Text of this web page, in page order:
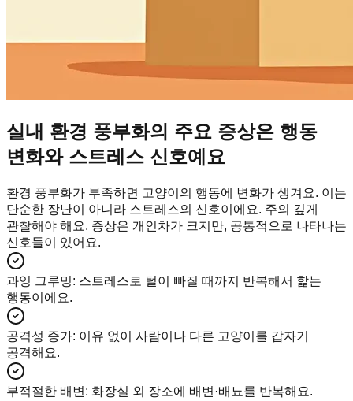
실내 환경 풍부화의 주요 증상은 행동
변화와 스트레스 신호예요
환경 풍부화가 부족하면 고양이의 행동에 변화가 생겨요. 이는
단순한 장난이 아니라 스트레스의 신호이에요. 주의 깊게
관찰해야 해요. 증상은 개인차가 크지만, 공통적으로 나타나는
신호들이 있어요.
과잉 그루밍: 스트레스로 털이 빠질 때까지 반복해서 핥는
행동이에요.
공격성 증가: 이유 없이 사람이나 다른 고양이를 갑자기
공격해요.
부적절한 배변 : 화장실 외 장소에 배변·배뇨를 반복해요.